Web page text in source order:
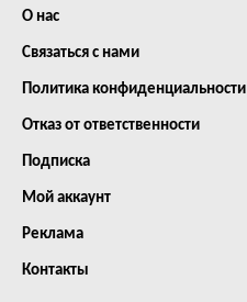
О нас
Связаться с нами
Политика конфиденциальности
Отказ от ответственности
Подписка
Мой аккаунт
Реклама
Контакты